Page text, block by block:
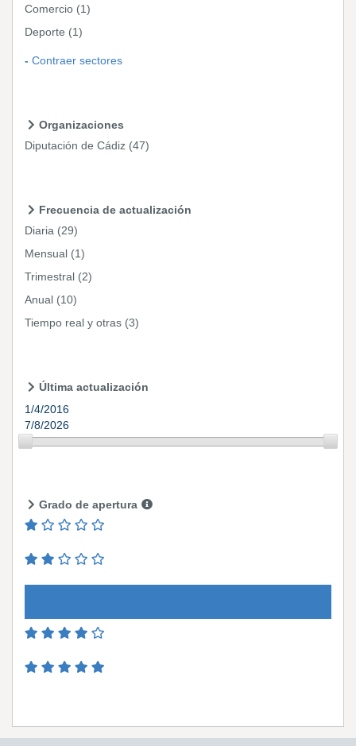
Comercio (1)
Deporte (1)
Contraer sectores
Organizaciones
Diputación de Cádiz (47)
Frecuencia de actualización
Diaria (29)
Mensual (1)
Trimestral (2)
Anual (10)
Tiempo real y otras (3)
Última actualización
1/4/2016
7/8/2026
Grado de apertura